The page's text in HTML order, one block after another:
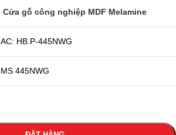
Cửa gỗ công nghiệp MDF Melamine
AC: HB.P-445NWG
MS 445NWG